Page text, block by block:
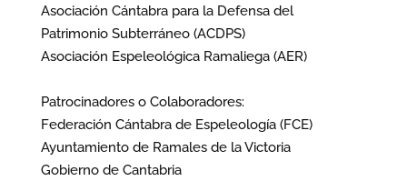
Asociación Cántabra para la Defensa del
Patrimonio Subterráneo (ACDPS)
Asociación Espeleológica Ramaliega (AER)
Patrocinadores o Colaboradores:
Federación Cántabra de Espeleología (FCE)
Ayuntamiento de Ramales de la Victoria
Gobierno de Cantabria